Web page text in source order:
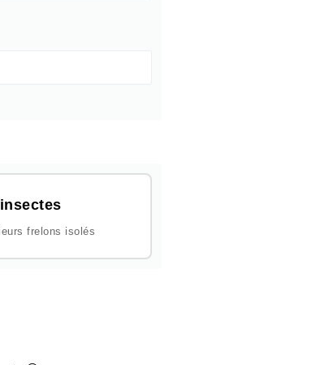
frelons isolés